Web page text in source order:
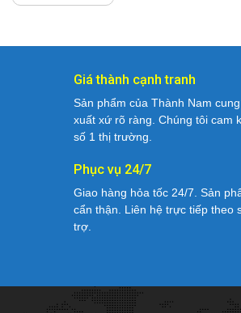
là:
tại
Giá thành cạnh tranh
Sản phẩm của Thành Nam
xuất xứ rõ ràng. Chúng tôi cam
số 1 thị trường.
Phục vụ 24/7
Giao hàng hỏa tốc 24/7. Sản
cẩn thận. Liên hệ trực tiếp theo
trợ.